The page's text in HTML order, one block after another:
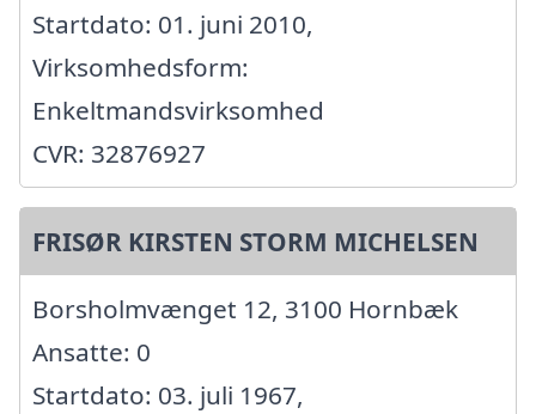
Startdato: 01. juni 2010,
Virksomhedsform:
Enkeltmandsvirksomhed
CVR: 32876927
FRISØR KIRSTEN STORM MICHELSEN
Borsholmvænget 12, 3100 Hornbæk
Ansatte: 0
Startdato: 03. juli 1967,